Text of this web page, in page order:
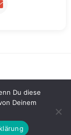
von
Du diese
Deinem